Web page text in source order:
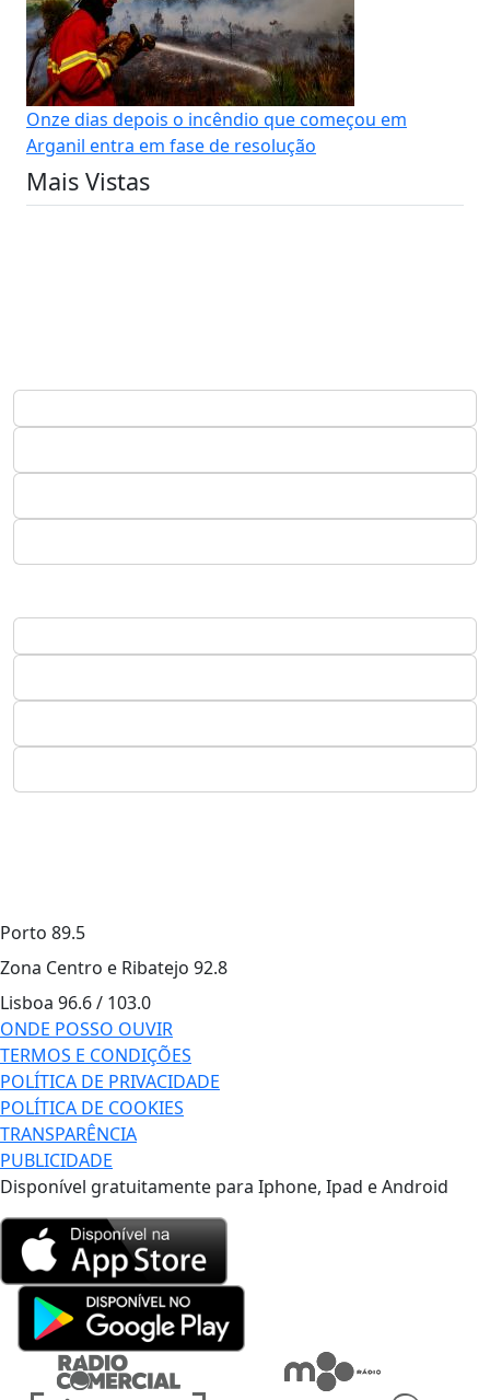
Onze dias depois o incêndio que começou em
Arganil entra em fase de resolução
Mais Vistas
Porto 89.5
Zona Centro e Ribatejo 92.8
Lisboa 96.6 / 103.0
ONDE POSSO OUVIR
TERMOS E CONDIÇÕES
POLÍTICA DE PRIVACIDADE
POLÍTICA DE COOKIES
TRANSPARÊNCIA
PUBLICIDADE
Disponível gratuitamente para Iphone, Ipad e Android